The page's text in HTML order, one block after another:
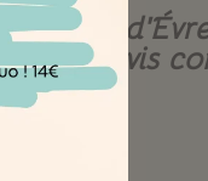
ville
Votre avis